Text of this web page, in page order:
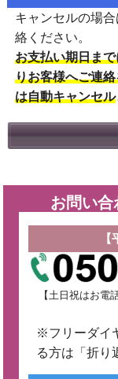
キャンセルの場
絡ください。
お支払い期日ま
りお客様へご連
は自動キャンセル
お問い合
【土日祝はお電
※フリーダイ
る方は「折り